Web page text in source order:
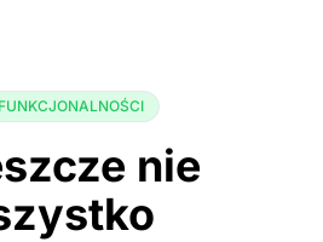
nie